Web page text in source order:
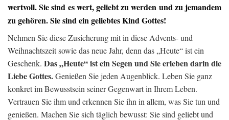
wertvoll. Sie sind es wert, geliebt zu werden und zu jemandem
zu gehören. Sie sind ein geliebtes Kind Gottes!
Nehmen Sie diese Zusicherung mit in diese Advents- und
Weihnachtszeit sowie das neue Jahr, denn das „Heute“ ist ein
Geschenk. Das „Heute“ ist ein Segen und Sie erleben darin die
Liebe Gottes.Genießen Sie jeden Augenblick. Leben Sie ganz
konkret im Bewusstsein seiner Gegenwart in Ihrem Leben.
Vertrauen Sie ihm und erkennen Sie ihn in allem, was Sie tun und
genießen. Machen Sie sich täglich bewusst: Sie sind geliebt und